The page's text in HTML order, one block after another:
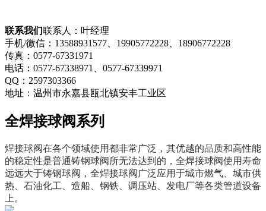
联系我们联系人：叶经理
手机/微信：13588931577、19905772228​、18906772228
传真：0577-67331971
电话：0577-67338971、0577-67339971​
QQ：2597303366
地址：温州市永嘉县瓯北镇安丰工业区
全焊接球阀系列
焊接球阀在各个领域使用都非常广泛，其优越的品质和高性能
的稳定性是普通铸钢球阀所无法达到的，全焊接球阀使用寿命
远远大于铸钢球阀，全焊接球阀广泛应用于城市燃气、城市供
热、石油化工、造船、钢铁、调压站、发电厂等各类管道设备
上。